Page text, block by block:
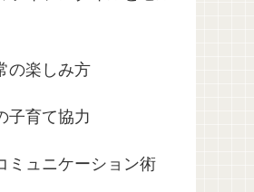
の楽しみ方
子育て協力
ミュニケーション術